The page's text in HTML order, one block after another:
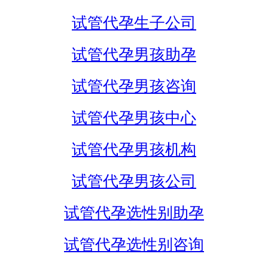
试管代孕生子公司
试管代孕男孩助孕
试管代孕男孩咨询
试管代孕男孩中心
试管代孕男孩机构
试管代孕男孩公司
试管代孕选性别助孕
试管代孕选性别咨询